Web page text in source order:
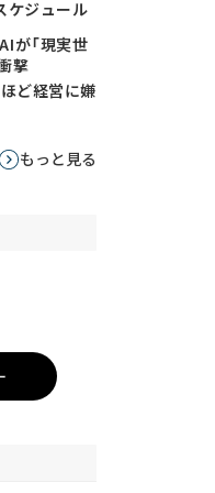
ケジュール
が「現実世
撃
ど経営に嫌
もっと見る